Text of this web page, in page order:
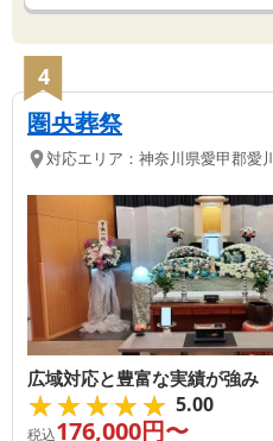
4
圏央葬祭
対応エリア： 神奈川県愛甲郡愛
広域対応と豊富な実績が強み
★★★★★
★★★★★ 5.00
税込176,000円〜